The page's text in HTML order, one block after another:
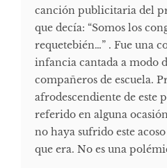
canción publicitaria del
que decía: “Somos los
requetebién…” . Fue una
infancia cantada a modo
compañeros de escuela.
afrodescendiente de este
referido en alguna
no haya sufrido este
que era. No es una